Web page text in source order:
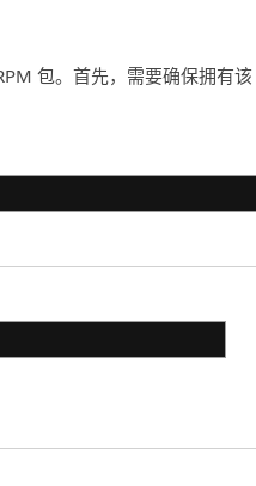
包。首先，需要确保拥有该